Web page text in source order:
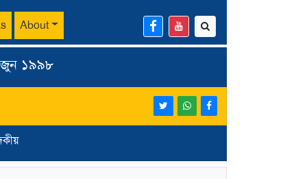
About
জুন ১৯৯৮